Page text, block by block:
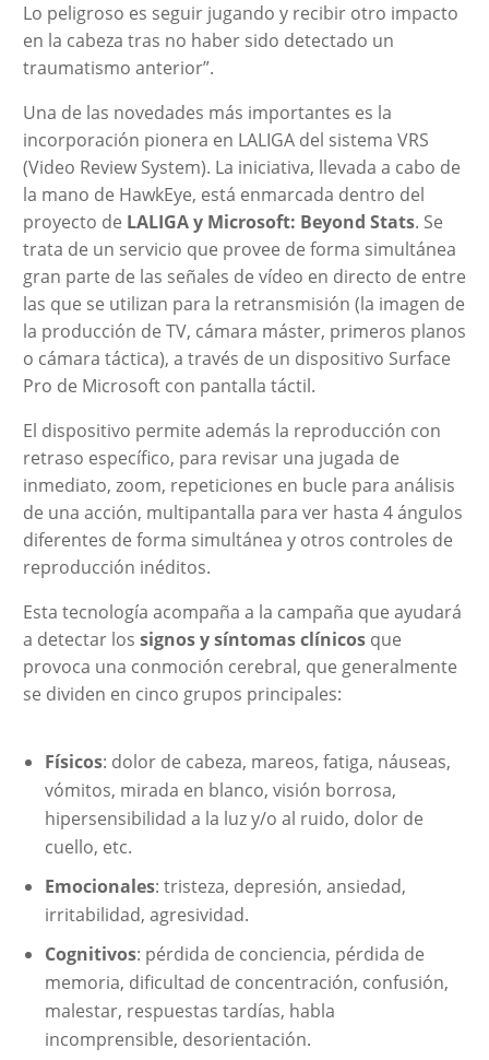
Lo peligroso es seguir jugando y recibir otro impacto
en la cabeza tras no haber sido detectado un
traumatismo anterior”.
Una de las novedades más importantes es la
incorporación pionera en LALIGA del sistema VRS
(Video Review System). La iniciativa, llevada a cabo de
la mano de HawkEye, está enmarcada dentro del
proyecto de LALIGA y Microsoft: Beyond Stats. Se
trata de un servicio que provee de forma simultánea
gran parte de las señales de vídeo en directo de entre
las que se utilizan para la retransmisión (la imagen de
la producción de TV, cámara máster, primeros planos
o cámara táctica), a través de un dispositivo Surface
Pro de Microsoft con pantalla táctil.
El dispositivo permite además la reproducción con
retraso específico, para revisar una jugada de
inmediato, zoom, repeticiones en bucle para análisis
de una acción, multipantalla para ver hasta 4 ángulos
diferentes de forma simultánea y otros controles de
reproducción inéditos.
Esta tecnología acompaña a la campaña que ayudará
a detectar los signos y síntomas clínicosque
provoca una conmoción cerebral, que generalmente
se dividen en cinco grupos principales:
Físicos: dolor de cabeza, mareos, fatiga, náuseas,
vómitos, mirada en blanco, visión borrosa,
hipersensibilidad a la luz y/o al ruido, dolor de
cuello, etc.
Emocionales: tristeza, depresión, ansiedad,
irritabilidad, agresividad.
Cognitivos: pérdida de conciencia, pérdida de
memoria, dificultad de concentración, confusión,
malestar, respuestas tardías, habla
incomprensible, desorientación.